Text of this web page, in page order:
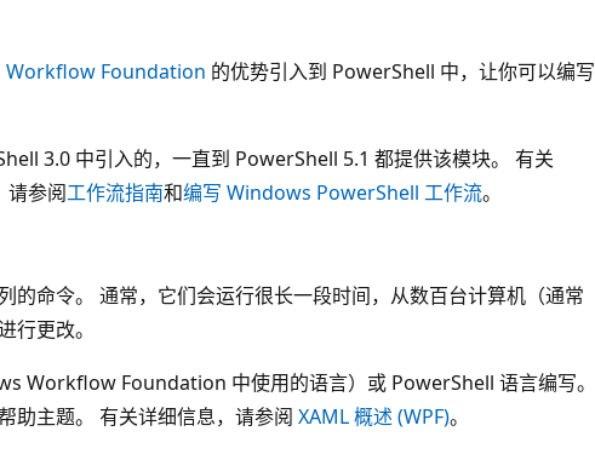
Workflow Foundation 的优势引入到 PowerShell 中，让你可以编写
3.0 中引入的，一直到 PowerShell 5.1 都提供该模块。 有关
请参阅工作流指南和编写 Windows PowerShell 工作流。
的命令。 通常，它们会运行很长一段时间，从数百台计算机（通常
行更改。
Workflow Foundation 中使用的语言）或 PowerShell 语言编写。
助主题。 有关详细信息，请参阅 XAML 概述 (WPF)。